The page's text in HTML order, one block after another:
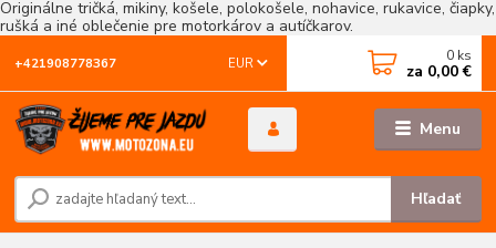
Originálne tričká, mikiny, košele, polokošele, nohavice, rukavice, čiapky,
rušká a iné oblečenie pre motorkárov a autíčkarov.
Menu
EUR
Hľadať
+421908778367 0 ks
za 0,00 €